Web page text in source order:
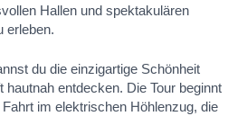
Hallen und spektakulären
erleben.
du die einzigartige Schönheit
hautnah entdecken. Die Tour beginnt
im elektrischen Höhlenzug, die